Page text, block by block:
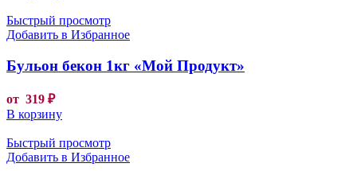
Быстрый просмотр
Добавить в Избранное
Бульон бекон 1кг «Мой Продукт»
от 319 ₽
В корзину
Быстрый просмотр
Добавить в Избранное